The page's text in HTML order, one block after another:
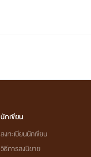
นักเขียน
ลงทะเบียนนักเขียน
วิธีการลงนิยาย